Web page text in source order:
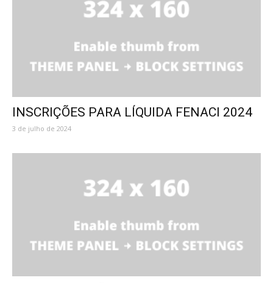
INSCRIÇÕES PARA LÍQUIDA FENACI 2024
3 de julho de 2024